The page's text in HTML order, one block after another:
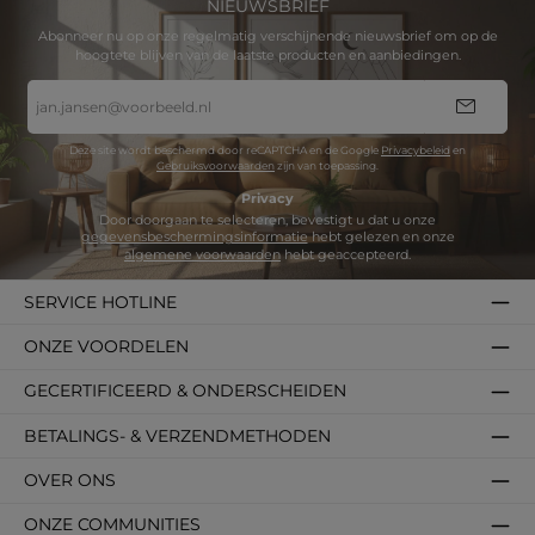
NIEUWSBRIEF
Abonneer nu op onze regelmatig verschijnende nieuwsbrief om op de
hoogtete blijven van de laatste producten en aanbiedingen.
mailadres
*
Deze site wordt beschermd door reCAPTCHA en de Google Privacybeleid en
Gebruiksvoorwaarden zijn van toepassing.
Privacy
gegevensbeschermingsinformatie
algemene voorwaardenhebt geaccepteerd.
SERVICE HOTLINE
BETALINGS- & VERZENDMETHODEN
OVER ONS
GECERTIFICEERD & ONDERSCHEIDEN
ONZE VOORDELEN
ONZE COMMUNITIES